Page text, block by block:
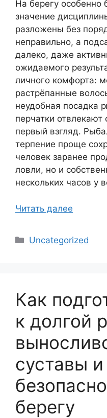
На берегу особенно
значение
разложены без
неправильно, а
далеко, даже
ожидаемого
личного комфорта:
растрёпанные
неудобная посадка
перчатки
первый взгляд.
терпение проще
человек заранее
ловли, но и
нескольких часов у
Читать далее
Рубрики
Uncategorized
Как
к долгой
суставы и
берегу